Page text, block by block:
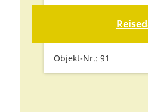
Objekt-Nr.: 91